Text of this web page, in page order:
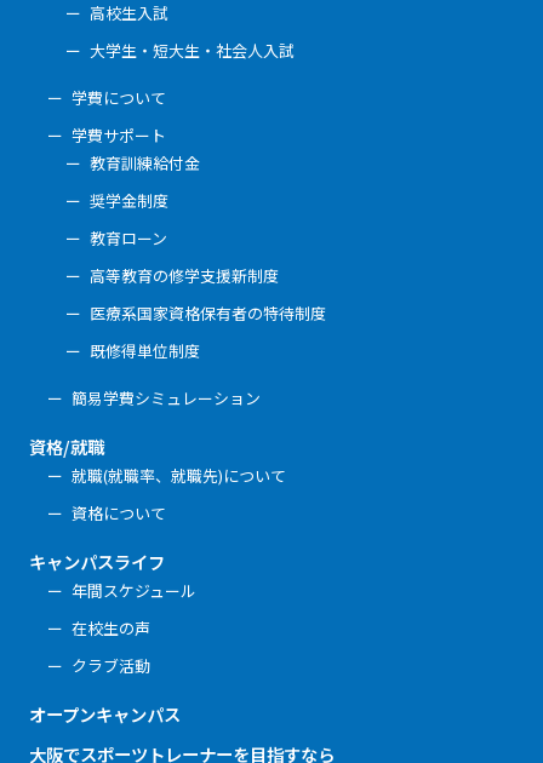
高校生入試
大学生・短大生・社会人入試
学費について
学費サポート
教育訓練給付金
奨学金制度
教育ローン
高等教育の修学支援新制度
医療系国家資格保有者の特待制度
既修得単位制度
簡易学費シミュレーション
資格/就職
就職(就職率、就職先)について
資格について
キャンパスライフ
年間スケジュール
在校生の声
クラブ活動
オープンキャンパス
大阪でスポーツトレーナーを目指すなら